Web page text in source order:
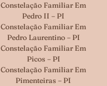
Constelação Familiar Em
Pedro II – PI
Constelação Familiar Em
Pedro Laurentino – PI
Constelação Familiar Em
Picos – PI
Constelação Familiar Em
Pimenteiras – PI